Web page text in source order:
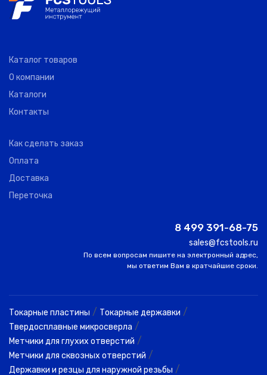
Каталог товаров
О компании
Каталоги
Контакты
Как сделать заказ
Оплата
Доставка
Переточка
8 499 391-68-75
sales@fcstools.ru
По всем вопросам пишите на электронный адрес,
мы ответим Вам в кратчайшие сроки.
Токарные пластины / Токарные державки /
Твердосплавные микросверла /
Метчики для глухих отверстий /
Метчики для сквозных отверстий /
Державки и резцы для наружной резьбы /